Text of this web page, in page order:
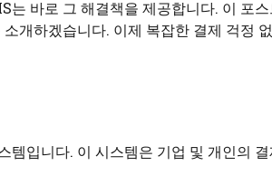
는 바로 그 해결책을 제공합니다. 이 포
개하겠습니다. 이제 복잡한 결제 걱정
입니다. 이 시스템은 기업 및 개인의